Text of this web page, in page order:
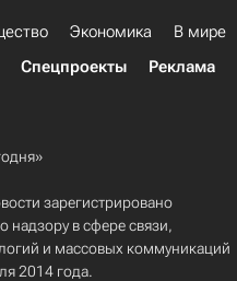
Экономика В мире
Спецпроекты
Реклама
зарегистрировано
надзору в сфере связи,
и массовых коммуникаций
2014 года.